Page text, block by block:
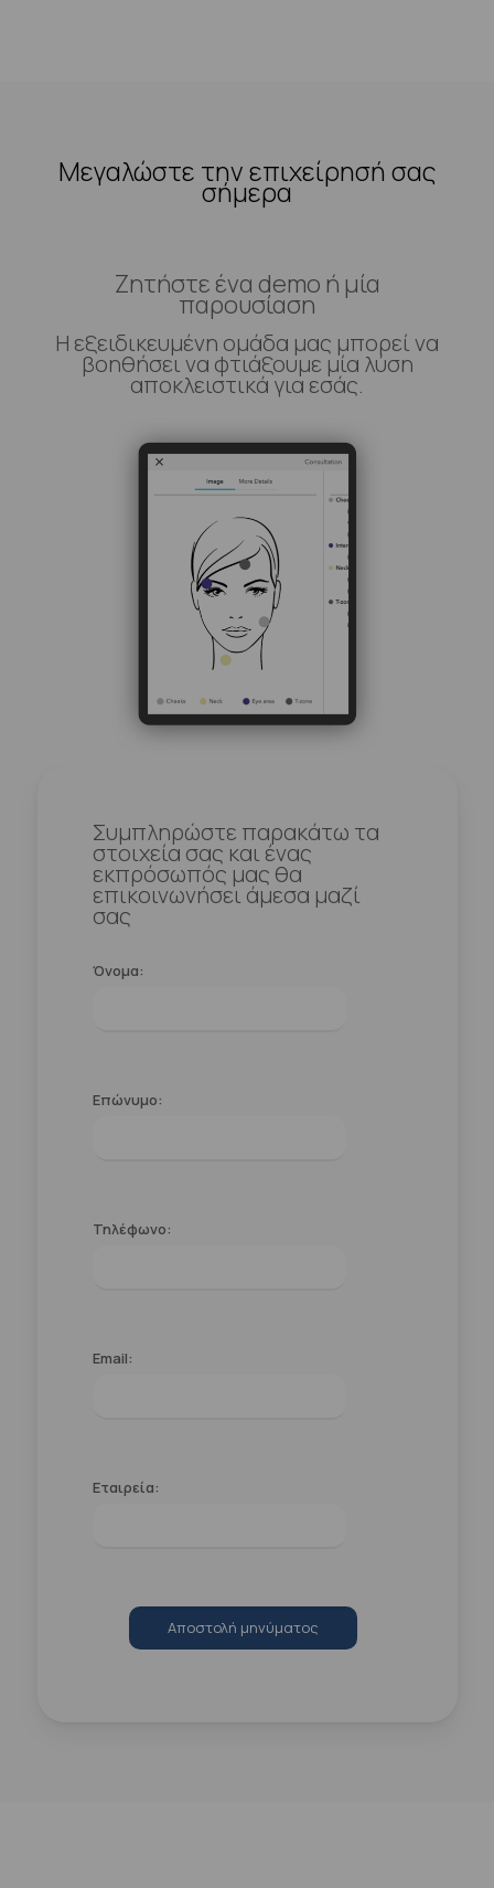
Μεγαλώστε την επιχείρησή σας
σήμερα
Ζητήστε ένα demo ή μία
παρουσίαση
Η εξειδικευμένη ομάδα μας μπορεί να
βοηθήσει να φτιάξουμε μία λύση
αποκλειστικά για εσάς.
Συμπληρώστε παρακάτω τα
στοιχεία σας και ένας
εκπρόσωπός μας θα
επικοινωνήσει άμεσα μαζί
σας
Όνομα:
Επώνυμο:
Τηλέφωνο:
Email:
Εταιρεία:
Αποστολή μηνύματος